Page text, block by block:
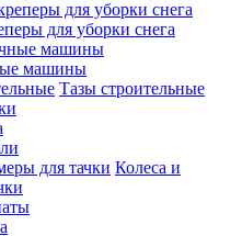
для уборки снега
машины
Тазы строительные
Колеса и